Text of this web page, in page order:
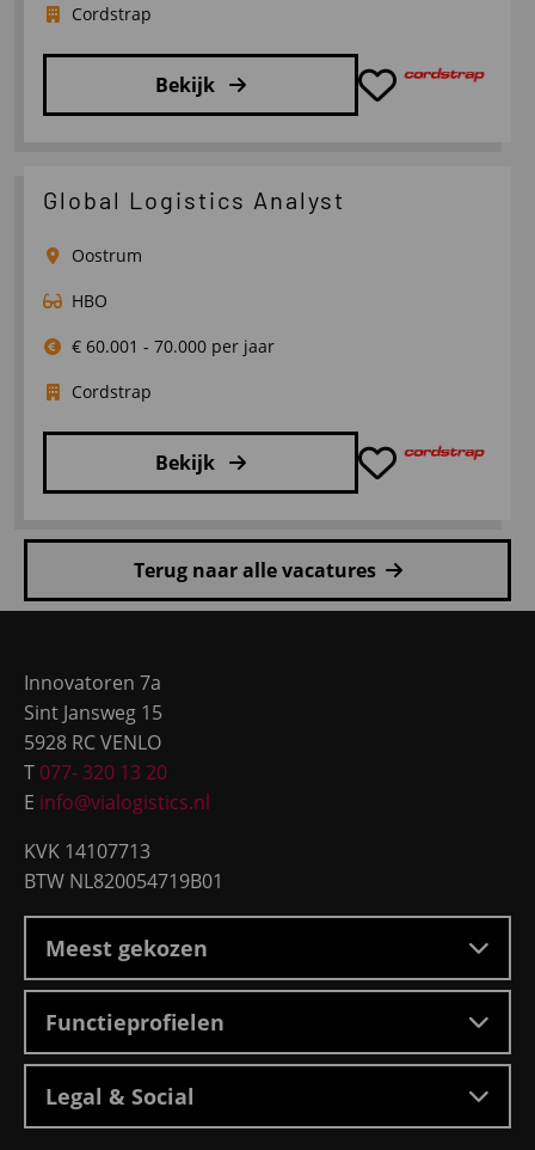
Cordstrap
Bekijk
over
Sales
Global Logistics Analyst
Oostrum
HBO
€ 60.001 - 70.000 per jaar
Cordstrap
Bekijk
meer
Global
Terug naar alle vacatures
Innovatoren 7a
Sint Jansweg 15
5928 RC VENLO
T 077- 320 13 20
E info@vialogistics.nl
KVK 14107713
BTW NL820054719B01
Meest gekozen
Functieprofielen
Legal & Social